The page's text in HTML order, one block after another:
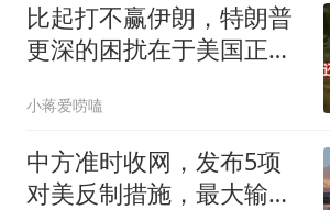
比起打不赢伊朗，特朗普
更深的困扰在于美国正重
小蒋爱唠嗑
中方准时收网，发布5项
对美反制措施，最大输家